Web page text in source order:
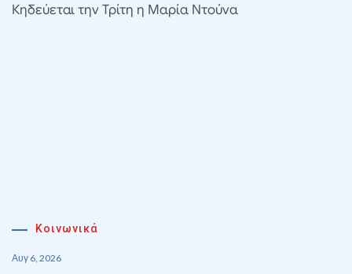
Κηδεύεται την Τρίτη η Μαρία Ντούνα
Κοινωνικά
Αυγ 6, 2026